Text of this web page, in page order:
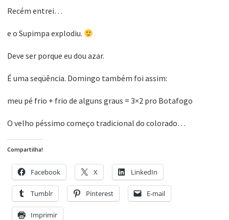
Esse tal de Rock Gaúcho
Recém entrei…
e o Supimpa explodiu.
Deve ser porque eu dou azar.
É uma seqüência. Domingo também foi assim:
meu pé frio + frio de alguns graus = 3×2 pro Botafogo
O velho péssimo começo tradicional do colorado…
Compartilha!
Facebook X LinkedIn
Tumblr Pinterest E-mail
Imprimir